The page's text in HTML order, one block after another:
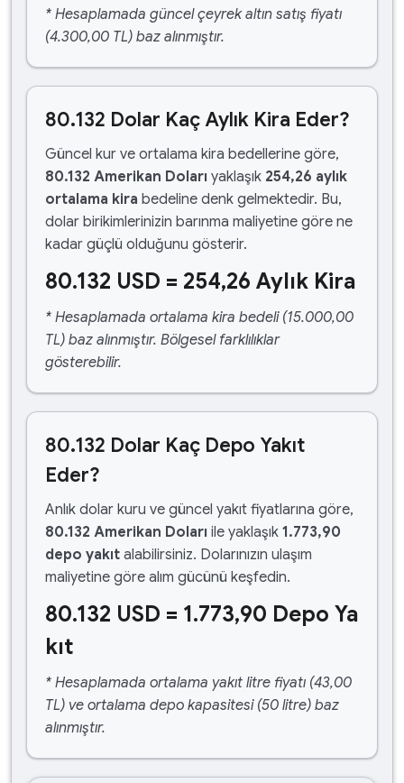
* Hesaplamada güncel çeyrek altın satış fiyatı
(4.300,00 TL) baz alınmıştır.
80.132 Dolar Kaç Aylık Kira Eder?
Güncel kur ve ortalama kira bedellerine göre,
80.132 Amerikan Doları yaklaşık 254,26 aylık
ortalama kira bedeline denk gelmektedir. Bu,
dolar birikimlerinizin barınma maliyetine göre ne
kadar güçlü olduğunu gösterir.
80.132 USD = 254,26 Aylık Kira
* Hesaplamada ortalama kira bedeli (15.000,00
TL) baz alınmıştır. Bölgesel farklılıklar
gösterebilir.
80.132 Dolar Kaç Depo Yakıt
Eder?
Anlık dolar kuru ve güncel yakıt fiyatlarına göre,
80.132 Amerikan Doları ile yaklaşık 1.773,90
depo yakıt alabilirsiniz. Dolarınızın ulaşım
maliyetine göre alım gücünü keşfedin.
80.132 USD = 1.773,90 Depo Ya
kıt
* Hesaplamada ortalama yakıt litre fiyatı (43,00
TL) ve ortalama depo kapasitesi (50 litre) baz
alınmıştır.